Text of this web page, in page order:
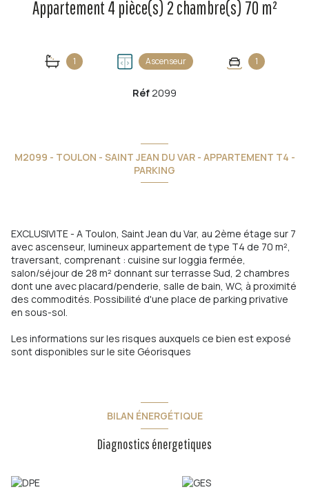
Appartement 4 pièce(s) 2 chambre(s) 70 m²
1 Ascenseur 1
Réf2099
M2099 - TOULON - SAINT JEAN DU VAR - APPARTEMENT T4 -
PARKING
EXCLUSIVITE - A Toulon, Saint Jean du Var, au 2ème étage sur 7
avec ascenseur, lumineux appartement de type T4 de 70 m²,
traversant, comprenant : cuisine sur loggia fermée,
salon/séjour de 28 m² donnant sur terrasse Sud, 2 chambres
dont une avec placard/penderie, salle de bain, WC, à proximité
des commodités. Possibilité d'une place de parking privative
en sous-sol.
Les informations sur les risques auxquels ce bien est exposé
sont disponibles sur le site Géorisques
BILAN ÉNERGÉTIQUE
Diagnostics énergetiques